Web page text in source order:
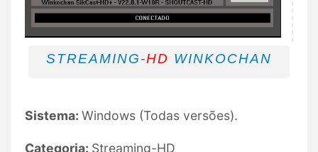
STREAMING-HD WINKOCHAN
Sistema: Windows (Todas versões).
Categoria: Streaming-HD